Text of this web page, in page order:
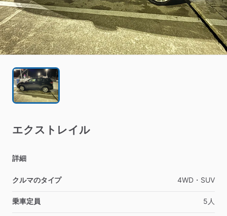
エクストレイル
詳細
クルマのタイプ 4WD・SUV
乗車定員 5人